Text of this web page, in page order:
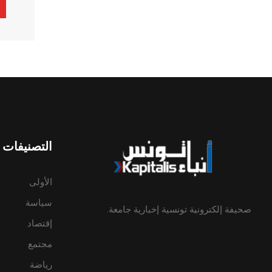
صحيفة إلكترونية تونسية إخبارية جامعة.
التصنيفات
الأولى
سياسة
إقتصاد
مجتمع
رياضة